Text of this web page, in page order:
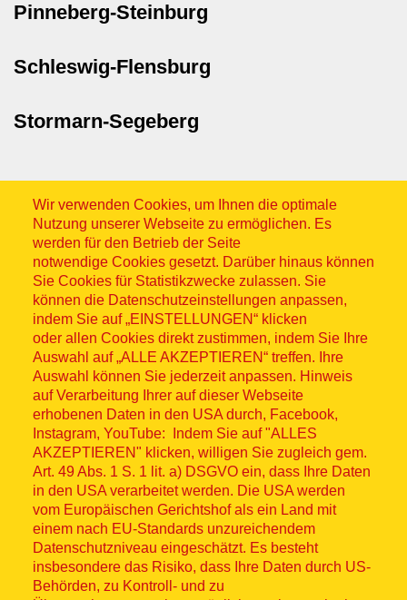
Pinneberg-Steinburg
Schleswig-Flensburg
Stormarn-Segeberg
Wir verwenden Cookies, um Ihnen die optimale
Nutzung unserer Webseite zu ermöglichen. Es
werden für den Betrieb der Seite
notwendige Cookies gesetzt. Darüber hinaus können
Sie Cookies für Statistikzwecke zulassen. Sie
können die Datenschutzeinstellungen anpassen,
indem Sie auf „EINSTELLUNGEN“ klicken
oder allen Cookies direkt zustimmen, indem Sie Ihre
Auswahl auf „ALLE AKZEPTIEREN“ treffen. Ihre
Auswahl können Sie jederzeit anpassen. Hinweis
auf Verarbeitung Ihrer auf dieser Webseite
erhobenen Daten in den USA durch, Facebook,
Instagram, YouTube: Indem Sie auf "ALLES
AKZEPTIEREN" klicken, willigen Sie zugleich gem.
Art. 49 Abs. 1 S. 1 lit. a) DSGVO ein, dass Ihre Daten
in den USA verarbeitet werden. Die USA werden
vom Europäischen Gerichtshof als ein Land mit
einem nach EU-Standards unzureichendem
Datenschutzniveau eingeschätzt. Es besteht
insbesondere das Risiko, dass Ihre Daten durch US-
Behörden, zu Kontroll- und zu
Sitemap
© ASB 2026
Fußzeilenmenü
Impressum
Datenschutz
Kontakt
Hinweisgebersystem
Lieferkette